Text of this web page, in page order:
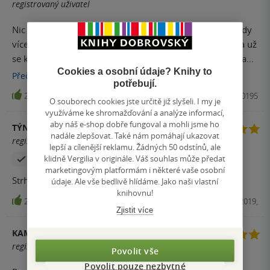
registrovaný uživatel
Nic moc. Plno stránek mě vyloženě nudilo. Méně je někdy
více. Chvílemi jsem měla chuť knihu v polovině odložit a už
se k ní nevrátit. Nakonec jsem se přemohla a prokousala
se, až do konce.
Přečíst
2 Kniha, Edice Knihy Omega, 2019, 9788075850195
TÝNA123
registrovaný uživatel
Zakoupil produkt
Hodnoceno z aplikace
Strhující příběh, napínavý do poslední strany
2 E-kniha, Edice Knihy Omega, 2019,
KAMILA
registrovaný uživatel
Cookies a osobní údaje? Knihy to
potřebují.
O souborech cookies jste určitě již slyšeli. I my je
využíváme ke shromažďování a analýze informací,
aby náš e-shop dobře fungoval a mohli jsme ho
nadále zlepšovat. Také nám pomáhají ukazovat
lepší a cílenější reklamu. Žádných 50 odstínů, ale
klidně Vergilia v originále. Váš souhlas může předat
marketingovým platformám i některé vaše osobní
údaje. Ale vše bedlivě hlídáme. Jako naši vlastní
knihovnu!
Zjistit více
Povolit vše
Povolit pouze nezbytné